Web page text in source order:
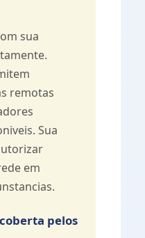
sua
remotas
Sua
em
pelos